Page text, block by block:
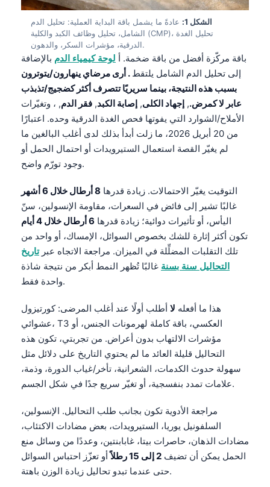
الشكل 1:
عادةً ما يشمل باقة البداية العملية: تحليل الدم
الشامل، تحليل وظائف الكبد والكلية (CMP)، تحليل الغدة
الدرقية، مؤشرات السكر، والدهون.
باقة مركّزة أفضل من باقة ضخمة. أ لوحة كيمياء الدم بالإضافة
إلى تحليل الدم الشامل يلتقط. أرى مرضاي ينهارون/يتوترون
بسبب هذه النتيجة، بينما سريريًا تتصرف أكثر كضجيج/تذبذب
عابر لا كمرض., إجهاد الكلى, إصابة الكبد, فقر الدم, ، وتغيّرات
الأملاح/الشوارد التي يفوتها فحص الغدة الدرقية وحده. اعتبارًا
من 20 أبريل 2026، ما زلت أبدأ بذلك لدى أغلب البالغين ما
لم يغيّر القصة استعمال الستيرويدات أو احتمال الحمل أو
وجود تورّم واضح.
التوقيت يغيّر الاحتمالات. زيادة قدرها 8 أرطال خلال 6 أشهر
غالبًا تشير إلى فائض في السعرات، مقاومة الإنسولين، سنّ
اليأس، أو تأثيرات دوائية؛ زيادة قدرها 6 أرطال خلال 4 أيام
تكون أكثر إثارة للشك بخصوص السوائل، الإمساك، أو واحد من
تلك التقلبات المضلِّلة في الميزان. مراجعة الاتجاه عبرتاريخ
التحاليل سنة بسنة غالبًا تُظهر النمط أبكر من نتيجة شاذة
واحدة فقط.
هذا ما أفعله لا أطلب أولًا عند أغلب المرضى: كورتيزول
عشوائي، T3 العكسي، باقة كاملة لهرمونات الجنس، أو
مؤشرات الالتهاب بدون أعراض. من تجربتي، تكون هذه
التحاليل قليلة العائد ما لم يحتوي التاريخ على دلائل مثل
سهولة حدوث الكدمات، الشعرانية، تأخر/غياب الدورة، وذمة،
علامات تمدد بنفسجية، أو تغيّر سريع جدًا في شكل الجسم.
مراجعة الأدوية تكون بجانب طلب التحاليل. الإنسولين،
السلفونيل يوريا، الستيرويدات، بعض مضادات الاكتئاب،
مضادات الذهان، حاصرات بيتا، غابابنتين، وعددًا من وسائل منع
الحمل يمكن أن تضيف 2 إلى 15 رطلاً
أو تعزّز احتباس السوائل
حتى عندما تبدو تحاليل زيادة الوزن باهتة.